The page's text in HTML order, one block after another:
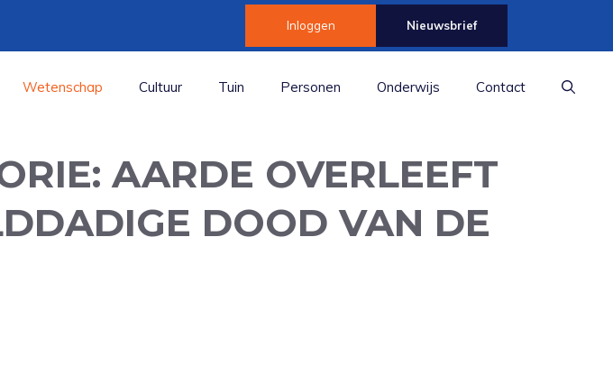
Inloggen Nieuwsbrief
Wetenschap Cultuur Tuin Personen Onderwijs Contact
AARDE OVERLEEFT
DOOD VAN DE